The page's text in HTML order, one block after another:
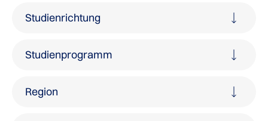
Studienprogramm
Studienrichtung
Region